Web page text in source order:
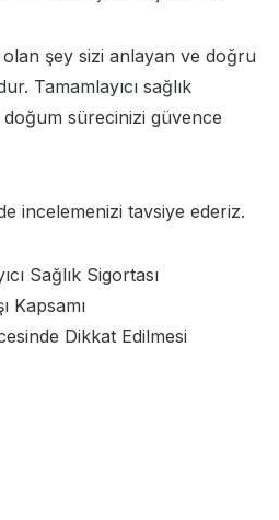
olan şey sizi anlayan ve doğru
Tamamlayıcı sağlık
sürecinizi güvence
incelemenizi tavsiye ederiz.
Sağlık Sigortası
Kapsamı
Dikkat Edilmesi